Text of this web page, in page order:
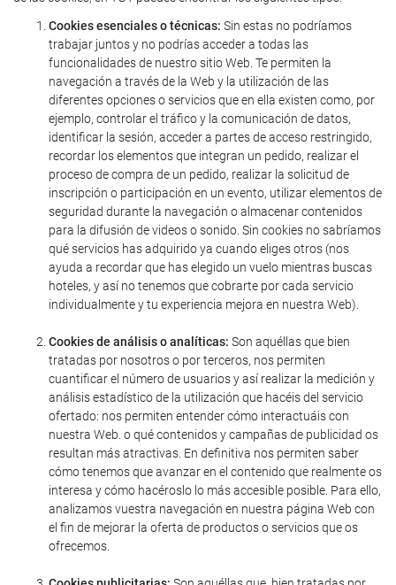
Cookies esenciales o técnicas: Sin estas no podríamos
trabajar juntos y no podrías acceder a todas las
funcionalidades de nuestro sitio Web. Te permiten la
navegación a través de la Web y la utilización de las
diferentes opciones o servicios que en ella existen como, por
ejemplo, controlar el tráfico y la comunicación de datos,
identificar la sesión, acceder a partes de acceso restringido,
recordar los elementos que integran un pedido, realizar el
proceso de compra de un pedido, realizar la solicitud de
inscripción o participación en un evento, utilizar elementos de
seguridad durante la navegación o almacenar contenidos
para la difusión de videos o sonido. Sin cookies no sabríamos
qué servicios has adquirido ya cuando eliges otros (nos
ayuda a recordar que has elegido un vuelo mientras buscas
hoteles, y así no tenemos que cobrarte por cada servicio
individualmente y tu experiencia mejora en nuestra Web).
Cookies de análisis o analíticas: Son aquéllas que bien
tratadas por nosotros o por terceros, nos permiten
cuantificar el número de usuarios y así realizar la medición y
análisis estadístico de la utilización que hacéis del servicio
ofertado: nos permiten entender cómo interactuáis con
nuestra Web. o qué contenidos y campañas de publicidad os
resultan más atractivas. En definitiva nos permiten saber
cómo tenemos que avanzar en el contenido que realmente os
interesa y cómo hacéroslo lo más accesible posible. Para ello,
analizamos vuestra navegación en nuestra página Web con
el fin de mejorar la oferta de productos o servicios que os
ofrecemos.